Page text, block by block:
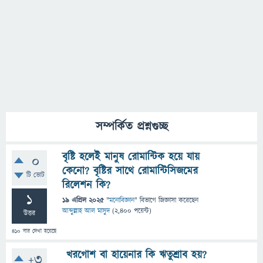
সম্পর্কিত প্রশ্নগুচ্ছ
0
টি ভোট
1
উত্তর
410 বার দেখা হয়েছে
বৃষ্টি হলেই মানুষ রোমান্টিক হয়ে যায়
কেনো? বৃষ্টির সাথে রোমান্টিসিজমের
রিলেশন কি?
19 এপ্রিল 2025 "মনোবিজ্ঞান" বিভাগে জিজ্ঞাসাকরেছেন
আব্দুল্লাহ আল মাসুদ (2,400 পয়েন্ট)
খরগোশ বা হায়েনার কি ঋতুশ্রাব হয়?